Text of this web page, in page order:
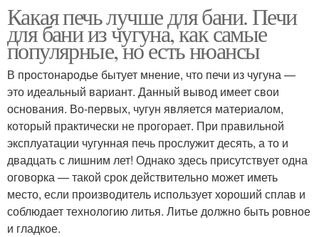
Какая печь лучше для бани. Печи
для бани из чугуна, как самые
популярные, но есть нюансы
В простонародье бытует мнение, что печи из чугуна —
это идеальный вариант. Данный вывод имеет свои
основания. Во-первых, чугун является материалом,
который практически не прогорает. При правильной
эксплуатации чугунная печь прослужит десять, а то и
двадцать с лишним лет! Однако здесь присутствует одна
оговорка — такой срок действительно может иметь
место, если производитель использует хороший сплав и
соблюдает технологию литья. Литье должно быть ровное
и гладкое.